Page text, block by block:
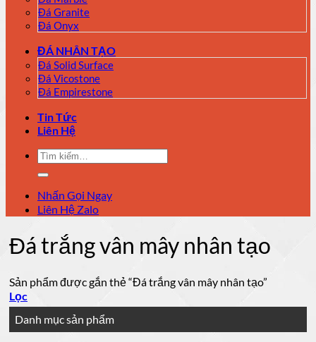
Đá Granite
Đá Onyx
ĐÁ NHÂN TẠO
Đá Solid Surface
Đá Vicostone
Đá Empirestone
Tin Tức
Liên Hệ
Tìm
kiếm:
Nhấn Gọi Ngay
Liên Hệ Zalo
Đá trắng vân mây nhân tạo
Sản phẩm được gắn thẻ “Đá trắng vân mây nhân tạo”
Lọc
Danh mục sản phẩm